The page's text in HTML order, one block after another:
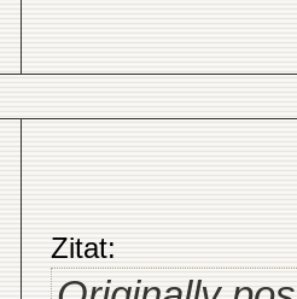
Zitat: